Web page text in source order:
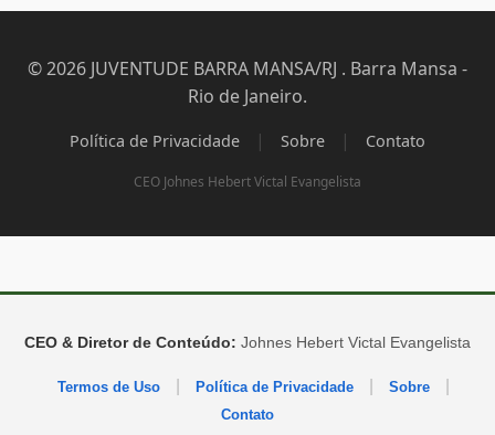
© 2026 JUVENTUDE BARRA MANSA/RJ . Barra Mansa -
Rio de Janeiro.
Política de Privacidade | Sobre | Contato
CEO Johnes Hebert Victal Evangelista
CEO & Diretor de Conteúdo: Johnes Hebert Victal Evangelista
Termos de Uso Política de Privacidade Sobre
Contato